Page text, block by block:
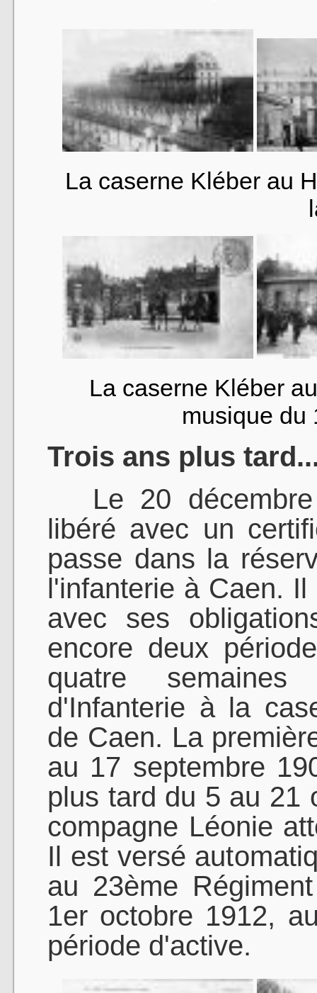
La caserne Kléber au
La caserne Kléber
musique du
Trois ans plus
Le 20 décembre
libéré avec un
passe dans la
l'infanterie à Caen.
avec ses
encore deux
quatre
d'Infanterie à la
de Caen. La
au 17 septembre
plus tard du 5 au 21
compagne Léonie
Il est versé
au 23ème
1er octobre 1912,
période d'active.